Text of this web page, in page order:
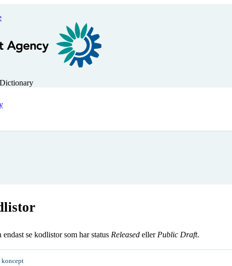
se kodlistor som har status Released eller Public Draft.
koncept